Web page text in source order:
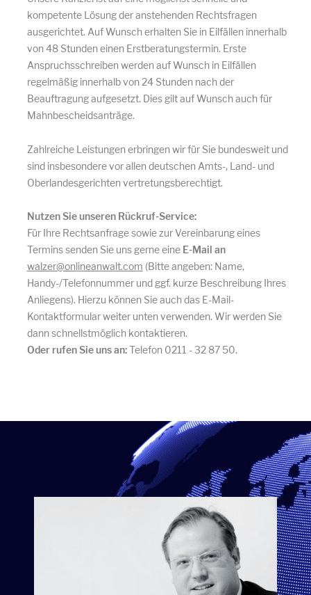
kompetente Lösung der anstehenden Rechtsfragen
ausgerichtet. Auf Wunsch erhalten Sie in Eilfällen innerhalb
von 48 Stunden einen Erstberatungstermin. Erste
Anspruchsschreiben werden auf Wunsch in Eilfällen
regelmäßig innerhalb von 24 Stunden nach der
Beauftragung aufgesetzt. Dies gilt auf Wunsch auch für
Mahnbescheidsanträge.
Zahlreiche Leistungen erbringen wir für Sie bundesweit und
sind insbesondere vor allen deutschen Amts-, Land- und
Oberlandesgerichten vertretungsberechtigt.
Nutzen Sie unseren Rückruf-Service:
Für Ihre Rechtsanfrage sowie zur Vereinbarung eines
Termins senden Sie uns gerne eine E-Mail an
walzer@onlineanwalt.com (Bitte angeben: Name,
Handy-/Telefonnummer und ggf. kurze Beschreibung Ihres
Anliegens). Hierzu können Sie auch das E-Mail-
Kontaktformular weiter unten verwenden. Wir werden Sie
dann schnellstmöglich kontaktieren.
Oder rufen Sie uns an:Telefon 0211 - 32 87 50.